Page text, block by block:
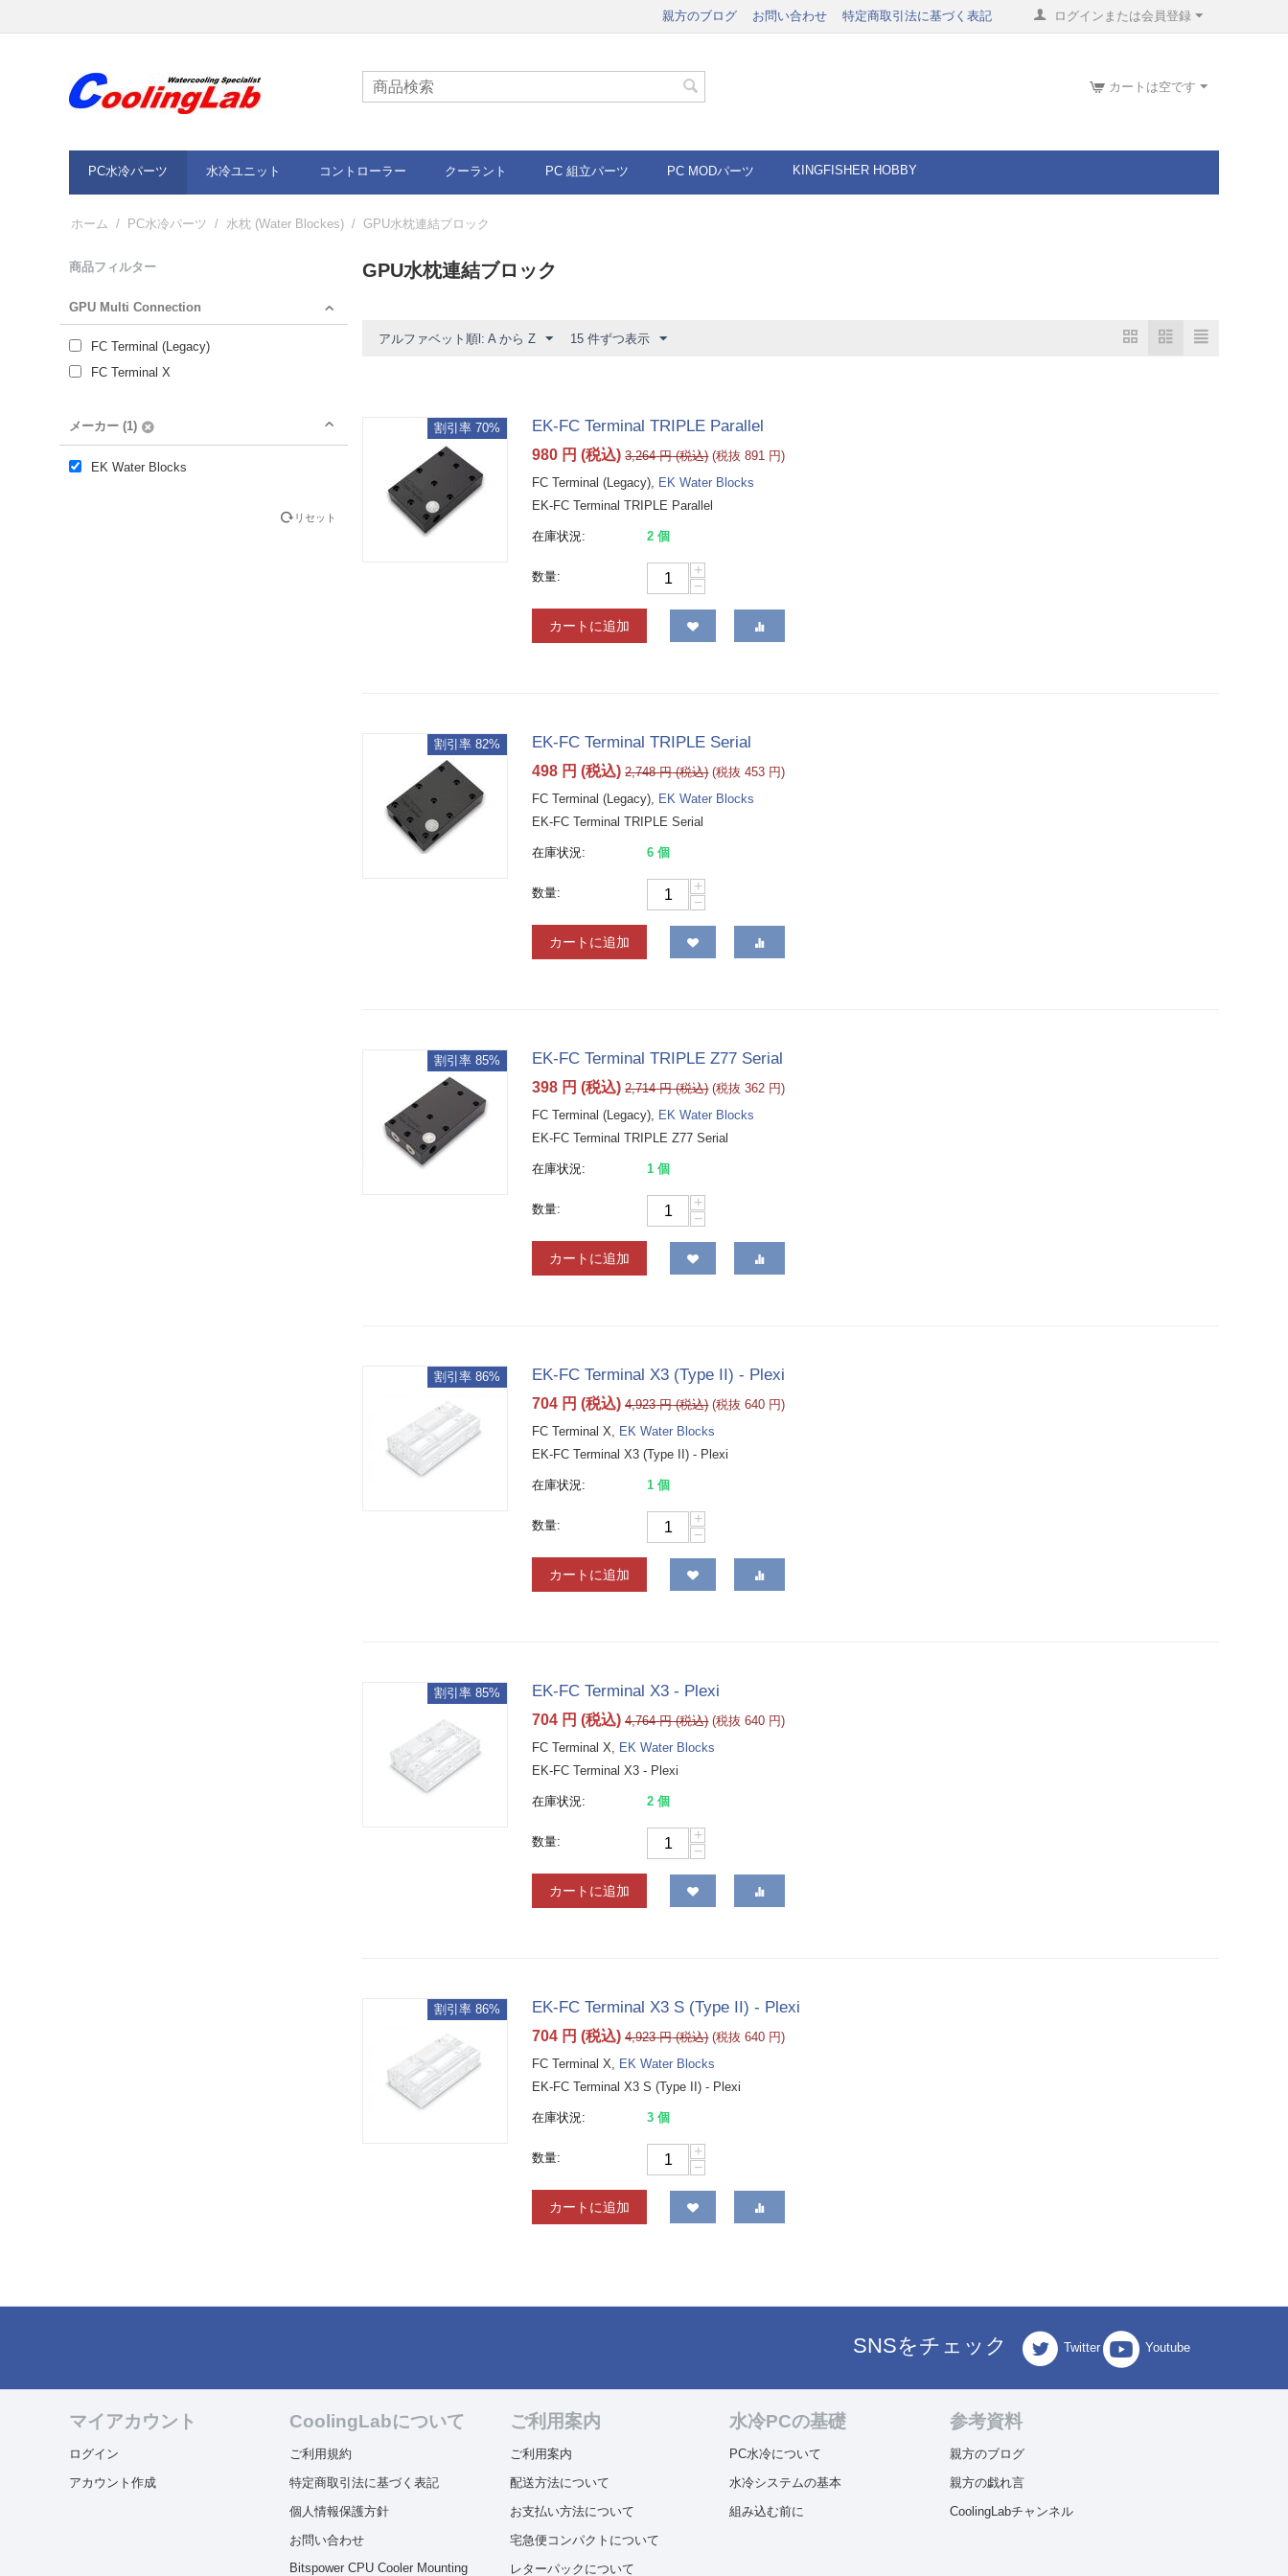
ログインまたは会員登録
親方のブログ お問い合わせ 特定商取引法に基づく表記
カートは空です
PC水冷パーツ 水冷ユニット コントローラー クーラント PC 組立パーツ PC MODパーツ KINGFISHER HOBBY
ホーム / PC水冷パーツ / 水枕 (Water Blockes) / GPU水枕連結ブロック
商品フィルター
GPU Multi Connection
FC Terminal (Legacy)
FC Terminal X
メーカー (1)
EK Water Blocks
リセット
GPU水枕連結ブロック
アルファベット順l: A から Z 15 件ずつ表示
割引率 70% EK-FC Terminal TRIPLE Parallel
980 円 (税込) 3,264 円(税込) (税抜891 円)
FC Terminal (Legacy), EK Water Blocks
EK-FC Terminal TRIPLE Parallel
在庫状況: 2 個
数量:
+
−
カートに追加
割引率 82% EK-FC Terminal TRIPLE Serial
498 円 (税込) 2,748 円(税込) (税抜453 円)
FC Terminal (Legacy), EK Water Blocks
EK-FC Terminal TRIPLE Serial
在庫状況: 6 個
数量:
+
−
カートに追加
割引率 85% EK-FC Terminal TRIPLE Z77 Serial
398 円 (税込) 2,714 円(税込) (税抜362 円)
FC Terminal (Legacy), EK Water Blocks
EK-FC Terminal TRIPLE Z77 Serial
在庫状況: 1 個
数量:
+
−
カートに追加
割引率 86% EK-FC Terminal X3 (Type II) - Plexi
704 円 (税込) 4,923 円(税込) (税抜640 円)
FC Terminal X, EK Water Blocks
EK-FC Terminal X3 (Type II) - Plexi
在庫状況: 1 個
数量:
+
−
カートに追加
割引率 85% EK-FC Terminal X3 - Plexi
704 円 (税込) 4,764 円(税込) (税抜640 円)
FC Terminal X, EK Water Blocks
EK-FC Terminal X3 - Plexi
在庫状況: 2 個
数量:
+
−
カートに追加
割引率 86% EK-FC Terminal X3 S (Type II) - Plexi
704 円 (税込) 4,923 円(税込) (税抜640 円)
FC Terminal X, EK Water Blocks
EK-FC Terminal X3 S (Type II) - Plexi
在庫状況: 3 個
数量:
+
−
カートに追加
SNSをチェック Twitter Youtube
マイアカウント
ログイン
アカウント作成
CoolingLabについて
ご利用規約
特定商取引法に基づく表記
個人情報保護方針
お問い合わせ
Bitspower CPU Cooler Mounting
ご利用案内
ご利用案内
配送方法について
お支払い方法について
宅急便コンパクトについて
レターパックについて
水冷PCの基礎
PC水冷について
水冷システムの基本
組み込む前に
参考資料
親方のブログ
親方の戯れ言
CoolingLabチャンネル